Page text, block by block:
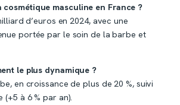
cosmétique masculine en France ?
d’euros en 2024, avec une
portée par le soin de la barbe et
le plus dynamique ?
en croissance de plus de 20 %, suivi
(+5 à 6 % par an).